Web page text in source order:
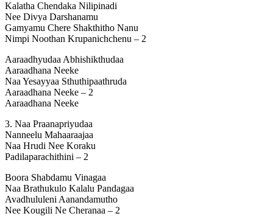
Kalatha Chendaka Nilipinadi
Nee Divya Darshanamu
Gamyamu Chere Shakthitho Nanu
Nimpi Noothan Krupanichchenu – 2
Aaraadhyudaa Abhishikthudaa
Aaraadhana Neeke
Naa Yesayyaa Sthuthipaathruda
Aaraadhana Neeke – 2
Aaraadhana Neeke
3. Naa Praanapriyudaa
Nanneelu Mahaaraajaa
Naa Hrudi Nee Koraku
Padilaparachithini – 2
Boora Shabdamu Vinagaa
Naa Brathukulo Kalalu Pandagaa
Avadhululeni Aanandamutho
Nee Kougili Ne Cheranaa – 2